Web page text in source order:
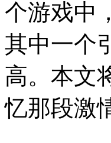
个游戏中
其中一个
高。本文
忆那段激